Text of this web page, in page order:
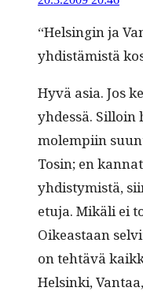
“Helsin­gin ja
yhdis­tämistä
Hyvä asia. Jos
yhdessä. Sil­loin
molem­pi­in
Tosin; en
yhdis­tymistä,
etu­ja. Mikäli ei
Oikeas­t­aan
on tehtävä
Helsin­ki,